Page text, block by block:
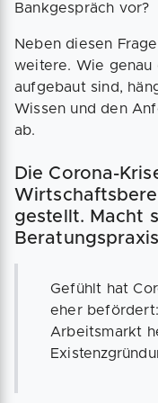
Bankgespräch vor?
Neben diesen
weitere. Wie genau
aufgebaut sind,
Wissen und den
ab.
Die Corona-
gestellt. Macht
Gefühlt hat
eher
Arbeitsmarkt